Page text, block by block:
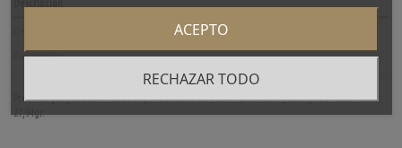
Reviews(0)
Preciosa gargantilla Tous de segunda mano en oro de primera ley. Longitud: 42cm. Peso:
27,94gr.
RECHAZAR TODO
ACEPTO